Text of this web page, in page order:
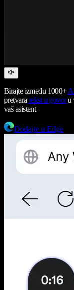
Birajte između 1000+
pretvara tekst u govoru
vaš asistent
Dodajte u Edge